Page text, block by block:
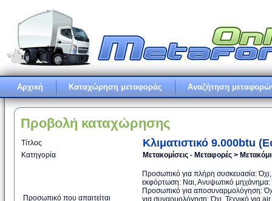
Αρχική Καταχώρηση μεταφοράς Αναζήτηση
Προβολή καταχώρησης
Τίτλος Κλιματιστικό 9.000btu
Κατηγορία Μετακομίσεις - Μεταφορές >
Προσωπικό που απαιτείται
Προσωπικό για πλήρη συσκευασία:
εκφόρτωση: Ναι, Ανυψωτικό μηχάνημα:
Προσωπικό για αποσυναρμολόγηση:
για συναρμολόγηση: Όχι, Τεχνικό για